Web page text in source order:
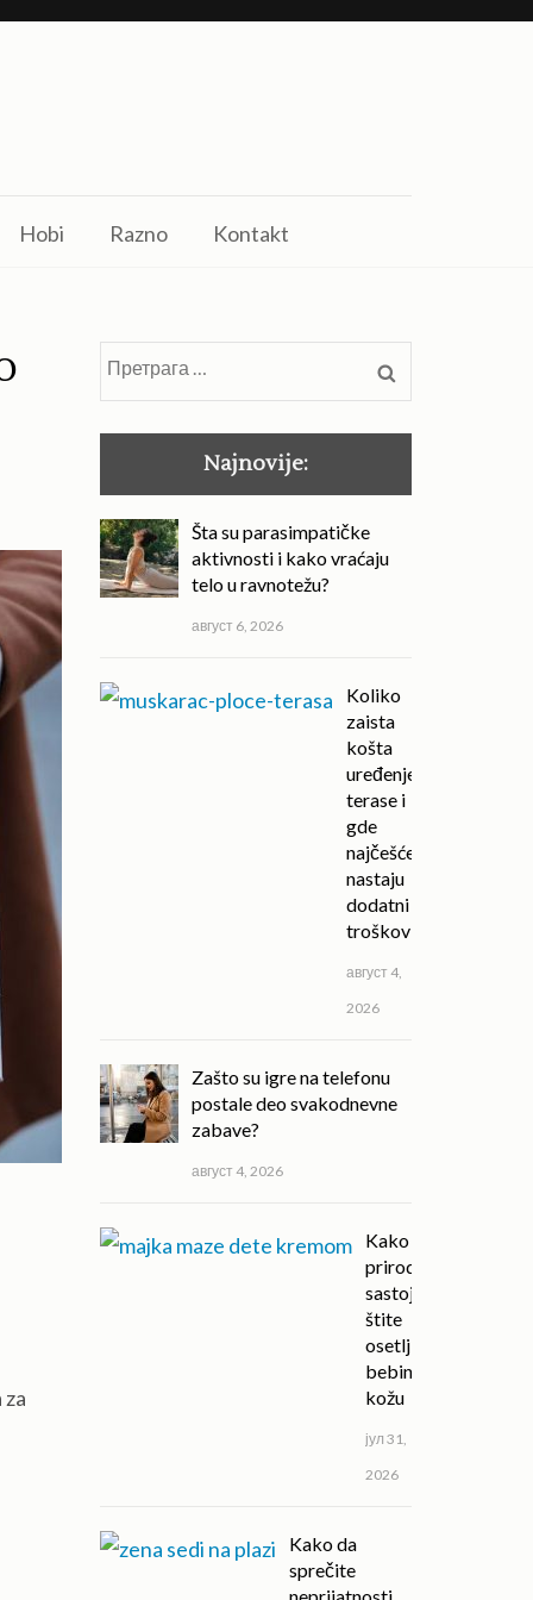
Hobi Razno Kontakt
Претрага
за:
Najnovije:
Šta su parasimpatičke
aktivnosti i kako vraćaju
telo u ravnotežu?
август 6, 2026
Koliko
zaista
košta
uređenje
terase i
gde
najčešće
nastaju
dodatni
troškovi?
август 4,
2026
Zašto su igre na telefonu
postale deo svakodnevne
zabave?
август 4, 2026
Kako
prirodni
sastojci
štite
osetljivu
bebinu
kožu
јул 31,
2026
Kako da
sprečite